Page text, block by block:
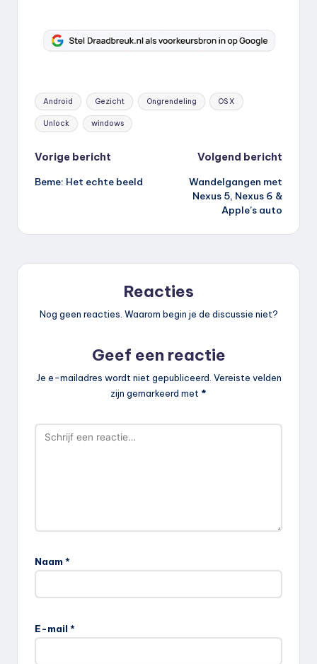
Tags:
Android Gezicht Ongrendeling OS X
Unlock windows
Bericht
navigatie
Vorige bericht
Beme: Het echte beeld
Volgend bericht
Wandelgangen met
Nexus 5, Nexus 6 &
Apple’s auto
Reacties
Nog geen reacties. Waarom begin je de discussie niet?
Geef een reactie
Je e-mailadres wordt niet gepubliceerd. Vereiste velden
zijn gemarkeerd met *
Naam *
E-mail *